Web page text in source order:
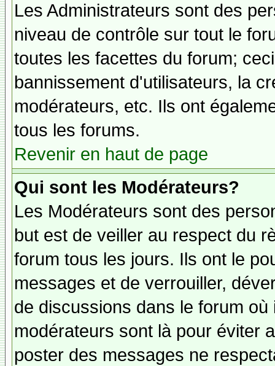
Les Administrateurs sont des
niveau de contrôle sur tout le
toutes les facettes du forum;
bannissement d'utilisateurs, la
modérateurs, etc. Ils ont
tous les forums.
Revenir en haut de page
Qui sont les Modérateurs?
Les Modérateurs sont des
but est de veiller au respect du
forum tous les jours. Ils ont le
messages et de verrouiller,
de discussions dans le forum
modérateurs sont là pour éviter
poster des messages ne